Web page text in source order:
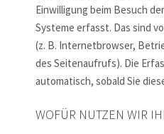
Einwilligung beim Besuch
Systeme erfasst. Das sind
(z. B. Internetbrowser,
des Seitenaufrufs). Die
automatisch, sobald Sie
WOFÜR NUTZEN WIR